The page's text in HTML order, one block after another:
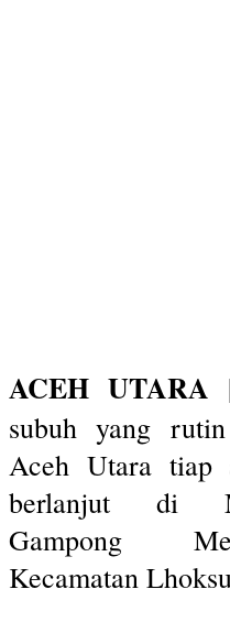
ACEH
subuh yang
Aceh Utara tiap
berlanjut di
Gampong
Kecamatan